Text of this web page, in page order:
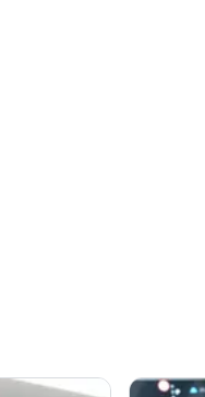
WLTP